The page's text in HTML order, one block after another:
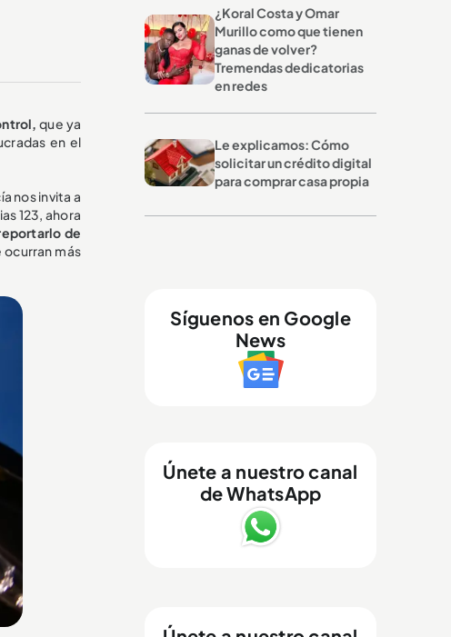
que ya
en el
nos invita a
123, ahora
de
más
¿Koral Costa y Omar
Murillo como que tienen
ganas de volver?
Tremendas dedicatorias
en redes
Le explicamos: Cómo
solicitar un crédito digital
para comprar casa propia
Síguenos en Google
News
Únete a nuestro canal
de WhatsApp